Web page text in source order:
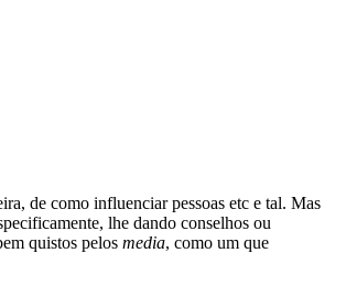
de como influenciar pessoas etc e tal. Mas
lhe dando conselhos ou
quistos pelos media, como um que